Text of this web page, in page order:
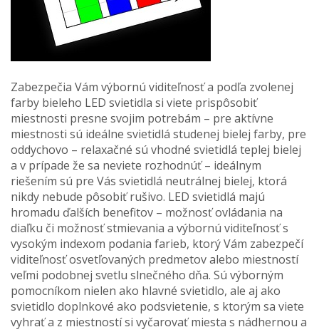
Zabezpečia Vám výbornú viditeľnosť a podľa zvolenej
farby bieleho LED svietidla si viete prispôsobiť
miestnosti presne svojim potrebám – pre aktívne
miestnosti sú ideálne svietidlá studenej bielej farby, pre
oddychovo – relaxačné sú vhodné svietidlá teplej bielej
a v prípade že sa neviete rozhodnúť – ideálnym
riešením sú pre Vás svietidlá neutrálnej bielej, ktorá
nikdy nebude pôsobiť rušivo. LED svietidlá majú
hromadu ďalších benefitov – možnosť ovládania na
diaľku či možnosť stmievania a výbornú viditeľnosť s
vysokým indexom podania farieb, ktorý Vám zabezpečí
viditeľnosť osvetľovaných predmetov alebo miestností
veľmi podobnej svetlu slnečného dňa. Sú výborným
pomocníkom nielen ako hlavné svietidlo, ale aj ako
svietidlo doplnkové ako podsvietenie, s ktorým sa viete
vyhrať a z miestností si vyčarovať miesta s nádhernou a